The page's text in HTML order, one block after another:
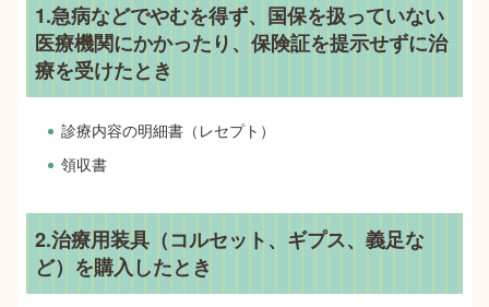
1.急病などでやむを得ず、国保を扱っていない
医療機関にかかったり、保険証を提示せずに治
療を受けたとき
診療内容の明細書（レセプト）
領収書
2.治療用装具（コルセット、ギプス、義足な
ど）を購入したとき